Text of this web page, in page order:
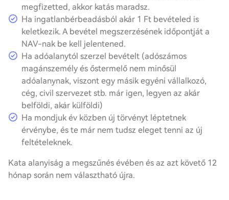
megfizetted, akkor katás maradsz.
Ha ingatlanbérbeadásból akár 1 Ft bevételed is
keletkezik. A bevétel megszerzésének időpontját a
NAV-nak be kell jelentened.
Ha adóalanytól szerzel bevételt (adószámos
magánszemély és őstermelő nem minősül
adóalanynak, viszont egy másik egyéni vállalkozó,
cég, civil szervezet stb. már igen, legyen az akár
belföldi, akár külföldi)
Ha mondjuk év közben új törvényt léptetnek
érvénybe, és te már nem tudsz eleget tenni az új
feltételeknek.
Kata alanyiság a megszűnés évében és az azt követő 12
hónap során nem választható újra.